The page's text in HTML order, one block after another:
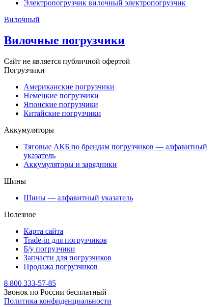
Электропогрузчик вилочный электропогрузчик
Вилочный
Вилочные погрузчики
Сайт не является публичной офертой
Погрузчики
Американские погрузчики
Немецкие погрузчики
Японские погрузчики
Китайские погрузчики
Аккумуляторы
Тяговые АКБ по брендам погрузчиков — алфавитный
указатель
Аккумуляторы и зарядники
Шины
Шины — алфавитный указатель
Полезное
Карта сайта
Trade-in для погрузчиков
Б/у погрузчики
Запчасти для погрузчиков
Продажа погрузчиков
8 800 333-57-85
Звонок по России бесплатный
Политика конфиденциальности